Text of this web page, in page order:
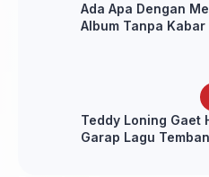
Ada Apa Dengan
Album Tanpa Kabar
Teddy Loning Gaet
Garap Lagu